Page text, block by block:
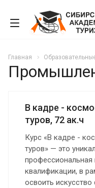
Главная
В кадре -
туров, 72 ак.ч
Курс «В кадре -
туров» — это
квалификации, в
освоить